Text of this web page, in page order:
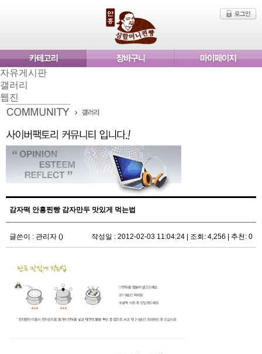
자유게시판
갤러리
웹진
감자떡 안흥찐빵 감자만두 맛있게 먹는법
글쓴이 : 관리자 () 작성일 : 2012-02-03 11:04:24 | 조회: 4,256 | 추천: 0